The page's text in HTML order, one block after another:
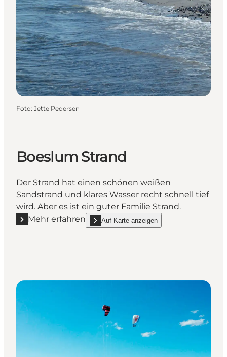
Foto: Jette Pedersen
Boeslum Strand
Der Strand hat einen schönen weißen
Sandstrand und klares Wasser recht schnell tief
wird. Aber es ist ein guter Familie Strand.
Mehr erfahren
Mehr erfahren "Boeslum Strand"
Auf Karte anzeigen
show Boeslum Strand on_map